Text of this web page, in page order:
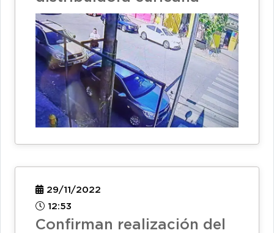
29/11/2022
12:53
Confirman realización del